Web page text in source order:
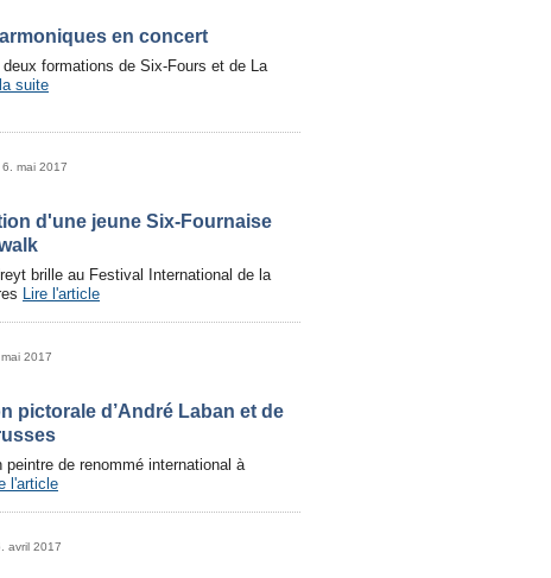
en concert
formations de Six-Fours et de La
suite
mai 2017
d'une jeune Six-Fournaise
brille au Festival International de la
Lire l'article
2017
pictorale d’André Laban et de
peintre de renommé international à
l'article
avril 2017